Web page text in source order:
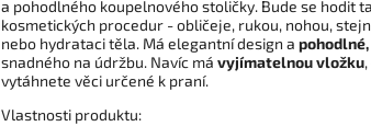
a pohodlného koupelnového stoličky. Bude se hodit
kosmetických procedur - obličeje, rukou, nohou,
nebo hydrataci těla. Má elegantní design a
snadného na údržbu. Navíc má vyjímatelnou vložku
vytáhnete věci určené k praní.
Vlastnosti produktu: